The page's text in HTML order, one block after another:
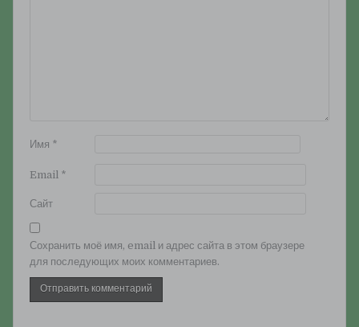
Имя *
Email *
Сайт
Сохранить моё имя, email и адрес сайта в этом браузере
для последующих моих комментариев.